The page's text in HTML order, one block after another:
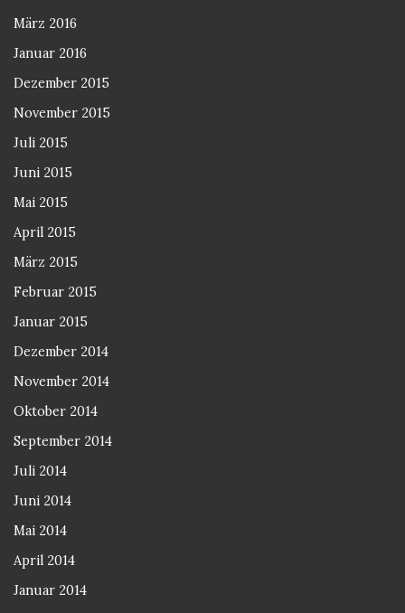
März 2016
Januar 2016
Dezember 2015
November 2015
Juli 2015
Juni 2015
Mai 2015
April 2015
März 2015
Februar 2015
Januar 2015
Dezember 2014
November 2014
Oktober 2014
September 2014
Juli 2014
Juni 2014
Mai 2014
April 2014
Januar 2014